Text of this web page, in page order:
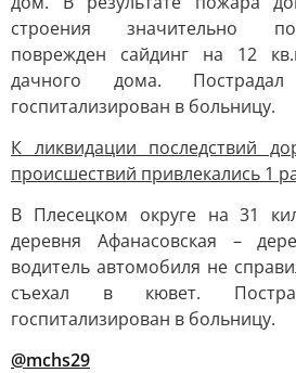
строения значительно
поврежден сайдинг на 12
дачного дома.
госпитализирован в больницу.
К ликвидации последствий
происшествий привлекались 1
В Плесецком округе на 31
деревня Афанасовская –
водитель автомобиля не
съехал в кювет.
госпитализирован в больницу.
@mchs29